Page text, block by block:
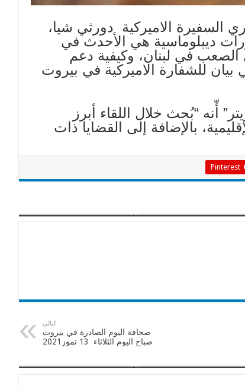
السفيرة الاميركية دورثي شيا،
ديبلوماسية هي الأحدث في
الصعب في لبنان، وكيفية دعم
بيان للشفارة الاميركية في بيروت
أّنه “بُحث خلال اللقاء أبرز
بالإضافة إلى القضايا ذات
Pinterest
التالي
صحافة اليوم الصادرة في بيروت
صباح اليوم الثلاثاء 13 تموز2021